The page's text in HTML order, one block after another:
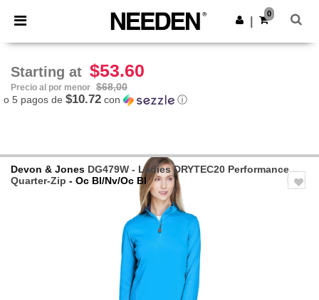
× App de Needen
¡Mejores precios en app!
Descargar app
0
Starting at $53.60
Precio al por menor $68,00
o 5 pagos de $10.72 con ⓘ
Devon & Jones DG479W - Ladies DRYTEC20 Performance
Quarter-Zip - Oc Bl/Nv/Oc Bl